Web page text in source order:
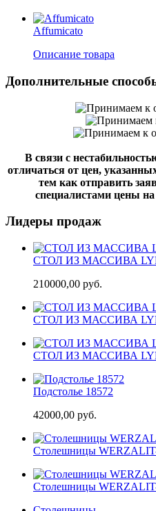
Affumicato
Описание товара
Дополнительные
В связи с
отличаться от цен,
тем как отправить
специалистами цены
Лидеры продаж
СТОЛ ИЗ МАССИВА
210000,00 руб.
СТОЛ ИЗ МАССИВА
СТОЛ ИЗ МАССИВА
Подстолье 18572
42000,00 руб.
Cтолешницы
Cтолешницы